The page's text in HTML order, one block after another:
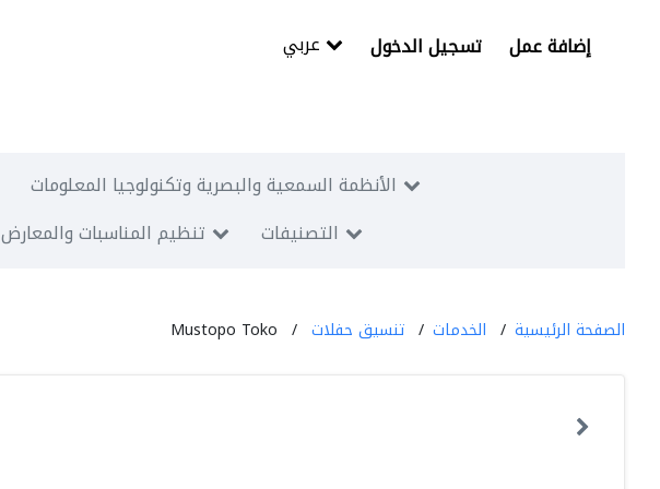
تسجيل الدخول إضافة عمل
الأنظمة السمعية والبصرية وتكنولوجيا المعلومات
تنظيم المناسبات والمعارض التصنيفات
الصفحة الرئيسية الخدمات تنسيق حفلات Mustopo Toko